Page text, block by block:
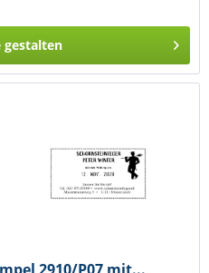
gestalten